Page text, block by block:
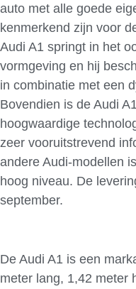
auto met alle goede
kenmerkend zijn voor
Audi A1 springt in het
vormgeving en hij
in combinatie met een
Bovendien is de Audi
hoogwaardige
zeer vooruitstrevend
andere Audi-modellen
hoog niveau. De
september.
De Audi A1 is een
meter lang, 1,42 meter